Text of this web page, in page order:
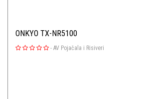
ONKYO TX-NR5100
- AV Pojačala i Risiveri